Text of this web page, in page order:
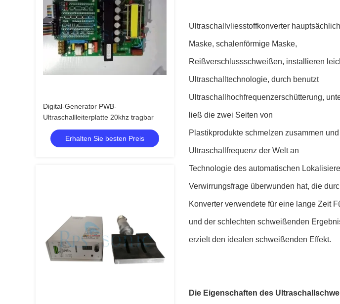
Digital-Generator PWB-
Ultraschallleiterplatte 20khz tragbar
Erhalten Sie besten Preis
Ultraschallvliesstoffkonverter
Maske, schalenförmige Maske,
Reißverschlussschweißen, installieren
Ultraschalltechnologie, durch benutzt
Ultraschallhochfrequenzerschütterung,
ließ die zwei Seiten von
Plastikprodukte schmelzen zusammen
Ultraschallfrequenz der Welt an
Technologie des automatischen
Verwirrungsfrage überwunden hat, die
Konverter verwendete für eine lange Zeit
und der schlechten schweißenden
erzielt den idealen schweißenden Effekt.
Die Eigenschaften des